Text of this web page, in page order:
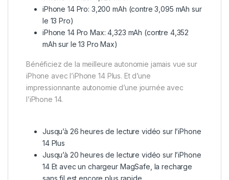
iPhone 14 Pro: 3,200 mAh (contre 3,095 mAh sur
le 13 Pro)
iPhone 14 Pro Max: 4,323 mAh (contre 4,352
mAh sur le 13 Pro Max)
Bénéficiez de la meilleure autonomie jamais vue sur
iPhone avec l’iPhone 14 Plus. Et d’une
impressionnante autonomie d’une journée avec
l’iPhone 14.
Jusqu’à 26 heures de lecture vidéo sur l’iPhone
14 Plus
Jusqu’à 20 heures de lecture vidéo sur l’iPhone
14 Et avec un chargeur MagSafe, la recharge